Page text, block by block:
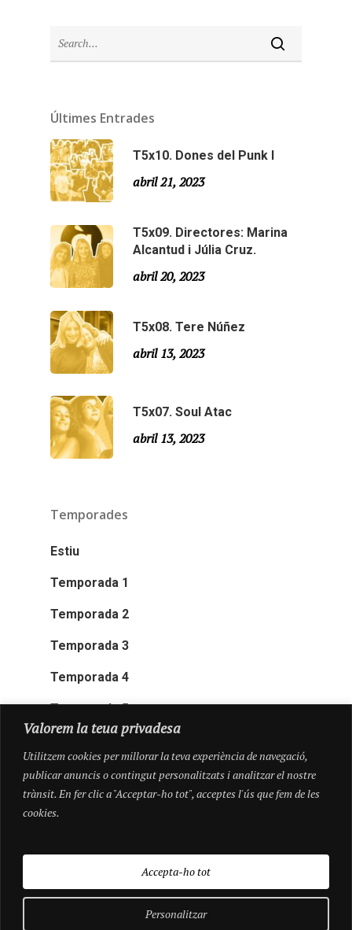
Valorem la teua privadesa
Utilitzem cookies per millorar la teva experiència de navegació,
publicar anuncis o contingut personalitzats i analitzar el nostre
trànsit. En fer clic a "Acceptar-ho tot", acceptes l'ús que fem de les
cookies.
Personalitzar
Accepta-ho tot
Últimes Entrades
T5x10. Dones del Punk I
abril 21, 2023
T5x09. Directores: Marina
Alcantud i Júlia Cruz.
abril 20, 2023
T5x08. Tere Núñez
abril 13, 2023
T5x07. Soul Atac
abril 13, 2023
Temporades
Estiu
Temporada 1
Temporada 2
Temporada 3
Temporada 4
Temporada 5
© 2026 Pioneres.
Temporades
Especial Estiu
Monty Peiró